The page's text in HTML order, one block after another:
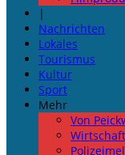
|
Nachrichten
Lokales
Tourismus
Kultur
Sport
Mehr
Von
Wirtschaft